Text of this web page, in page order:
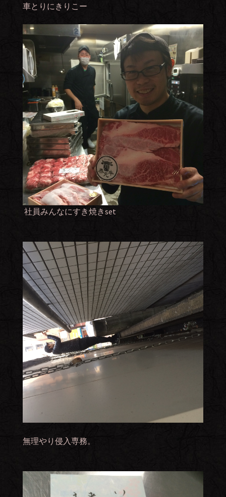
車とりにきりこー
社員みんなにすき焼きset
無理やり侵入専務。